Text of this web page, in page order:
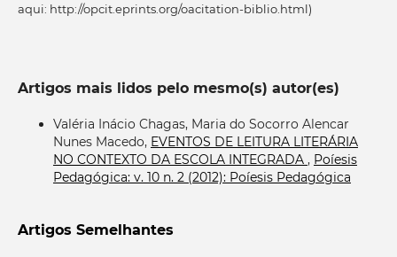
aqui: http://opcit.eprints.org/oacitation-biblio.html)
Artigos mais lidos pelo mesmo(s) autor(es)
Valéria Inácio Chagas, Maria do Socorro Alencar
Nunes Macedo, EVENTOS DE LEITURA LITERÁRIA
NO CONTEXTO DA ESCOLA INTEGRADA , Poíesis
Pedagógica: v. 10 n. 2 (2012): Poíesis Pedagógica
Artigos Semelhantes